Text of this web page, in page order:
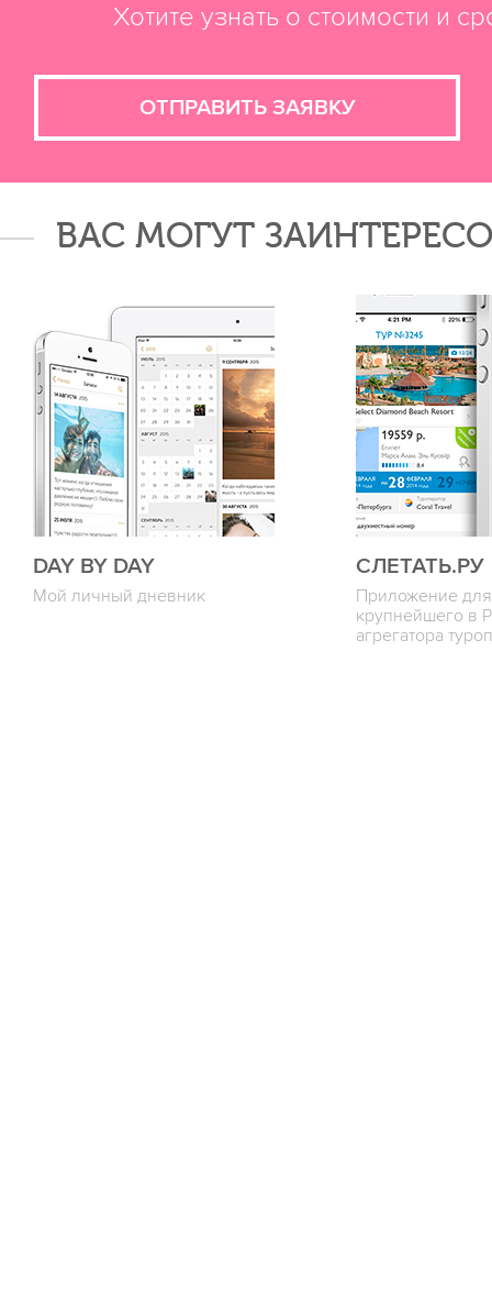
Хотите узнать о стоимости и
ОТПРАВИТЬ ЗАЯВКУ
ВАС МОГУТ
DAY BY DAY
Мой личный дневник
СЛЕТАТЬ.РУ
Приложение для
крупнейшего в
агрегатора